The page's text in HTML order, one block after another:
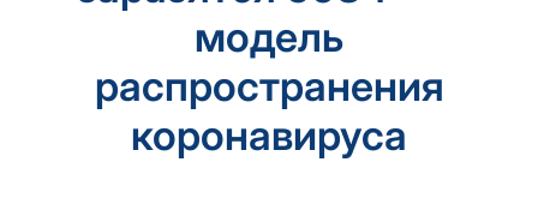
модель
распространения
коронавируса